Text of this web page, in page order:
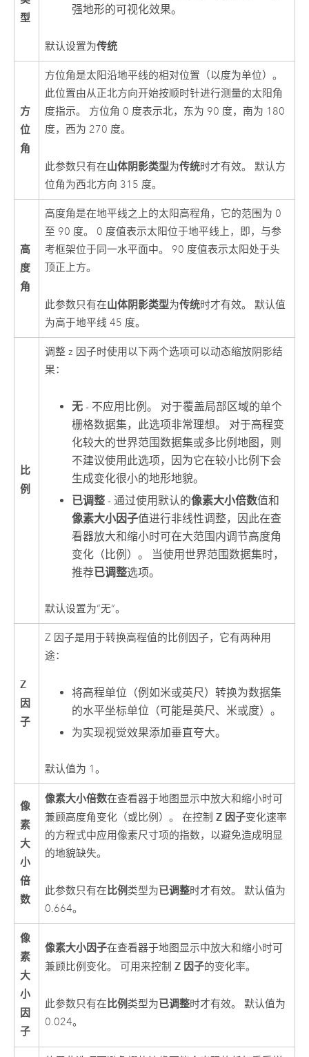
型
强地形的可视化效果。
默认设置为传统
方
位
角
方位角是太阳沿地平线的相对位置（以度为单位）。
此位置由从正北方向开始按顺时针进行测量的太阳角
度指示。 方位角 0 度表示北，东为 90 度，南为 180
度，西为 270 度。
此参数只有在山体阴影类型为传统时才有效。 默认方
位角为西北方向 315 度。
高
度
角
高度角是在地平线之上的太阳高程角，它的范围为 0
至 90 度。 0 度值表示太阳位于地平线上，即，与参
考框架位于同一水平面中。 90 度值表示太阳处于头
顶正上方。
此参数只有在山体阴影类型为传统时才有效。 默认值
为高于地平线 45 度。
比
例
调整 z 因子时使用以下两个选项可以动态缩放阴影结
果：
无 - 不应用比例。 对于覆盖局部区域的单个
栅格数据集，此选项非常理想。 对于高程变
化较大的世界范围数据集或多比例地图，则
不建议使用此选项，因为它在较小比例下会
生成变化很小的地形地貌。
已调整 - 通过使用默认的像素大小倍数值和
像素大小因子值进行非线性调整，因此在查
看器放大和缩小时可在大范围内调节高度角
变化（比例）。 当使用世界范围数据集时，
推荐已调整选项。
默认设置为“无”。
Z
因
子
Z 因子是用于转换高程值的比例因子，它有两种用
途：
将高程单位（例如米或英尺）转换为数据集
的水平坐标单位（可能是英尺、米或度）。
为实现视觉效果添加垂直夸大。
默认值为 1。
像
素
大
小
倍
数
像素大小倍数在查看器于地图显示中放大和缩小时可
兼顾高度角变化（或比例）。 在控制 Z 因子变化速率
的方程式中应用像素尺寸项的指数，以避免造成明显
的地貌缺失。
此参数只有在 比例 类型为已调整时才有效。 默认值为
0.664。
像
素
大
小
因
子
像素大小因子在查看器于地图显示中放大和缩小时可
兼顾比例变化。 可用来控制Z 因子的变化率。
此参数只有在 比例 类型为已调整时才有效。 默认值为
0.024。